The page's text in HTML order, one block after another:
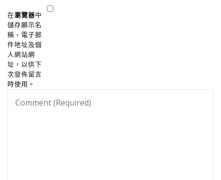
在瀏覽器中
儲存顯示名
稱、電子郵
件地址及個
人網站網
址，以供下
次發佈留言
時使用。